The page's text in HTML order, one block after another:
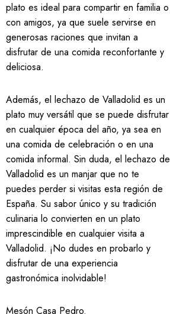
plato es ideal para compartir en familia o
con amigos, ya que suele servirse en
generosas raciones que invitan a
disfrutar de una comida reconfortante y
deliciosa.
Además, el lechazo de Valladolid es un
plato muy versátil que se puede disfrutar
en cualquier época del año, ya sea en
una comida de celebración o en una
comida informal. Sin duda, el lechazo de
Valladolid es un manjar que no te
puedes perder si visitas esta región de
España. Su sabor único y su tradición
culinaria lo convierten en un plato
imprescindible en cualquier visita a
Valladolid. ¡No dudes en probarlo y
disfrutar de una experiencia
gastronómica inolvidable!
Mesón Casa Pedro.